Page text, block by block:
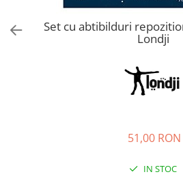
Set cu abtibilduri
Londji
51,00 RON
IN STOC